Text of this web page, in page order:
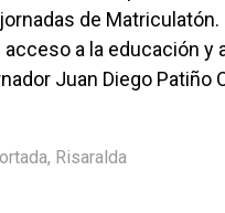
de Matriculatón.
a la educación y
Juan Diego Patiño
, Risaralda